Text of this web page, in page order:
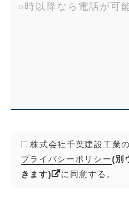
株式会社千葉建設工業の
プライバシーポリシー(別
きます)
に同意する。